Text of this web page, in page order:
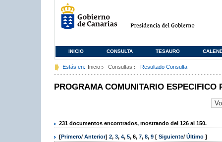
INICIO CONSULTA TESAURO
Estás en: Inicio Consultas Resultado Consulta
PROGRAMA COMUNITARIO ESPECIFICO
231 documentos encontrados, mostrando del 126 al 150.
[Primero/ Anterior] 2, 3, 4, 5, 6, 7, 8, 9 [ Siguiente/ Último ]